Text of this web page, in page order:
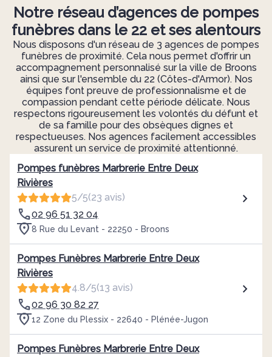
Notre réseau d’agences de pompes
funèbres dans le 22 et ses alentours
Nous disposons d'un réseau de 3 agences de pompes
funèbres de proximité. Cela nous permet d'offrir un
accompagnement personnalisé sur la ville de Broons
ainsi que sur l'ensemble du 22 (Côtes-d'Armor). Nos
équipes font preuve de professionnalisme et de
compassion pendant cette période délicate. Nous
respectons rigoureusement les volontés du défunt et
de sa famille pour des obsèques dignes et
respectueuses. Nos agences facilement accessibles
assurent un service de proximité attentionné.
Pompes funèbres Marbrerie Entre Deux
Rivières
5/5(23 avis)
02 96 51 32 04
8 Rue du Levant - 22250 - Broons
Pompes Funèbres Marbrerie Entre Deux
Rivières
4.8/5(13 avis)
02 96 30 82 27
12 Zone du Plessix - 22640 - Plénée-Jugon
Pompes Funèbres Marbrerie Entre Deux